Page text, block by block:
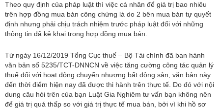
Theo quy định của pháp luật thì việc cá nhân để giá trị bao nhiêu
trên hợp đồng mua bán công chứng là do 2 bên mua bán tự quyết
định nhưng phải chịu trách nhiệm trước pháp luật đối với những
thông tin đã kê khai trong hợp đồng mua bán.
Từ ngày 16/12/2019 Tổng Cục thuế – Bộ Tài chính đã ban hành
văn bản số 5235/TCT-DNNCN về việc tăng cường công tác quản lý
thuế đối với hoạt động chuyển nhượng bất động sản, văn bản này
đến thời điểm hiện nay đã được thi hành trên thực tế. Do đó với nội
dung câu hỏi trên của bạn Luật Gia Nghiêm tư vấn bạn không nên
để giá trị quá thấp so với giá trị thực tế mua bán, bởi vì khi hồ sơ